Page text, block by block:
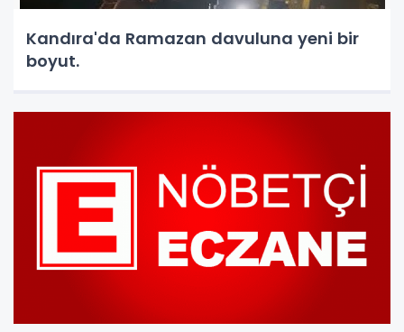
Kandıra'da Ramazan davuluna yeni bir
boyut.